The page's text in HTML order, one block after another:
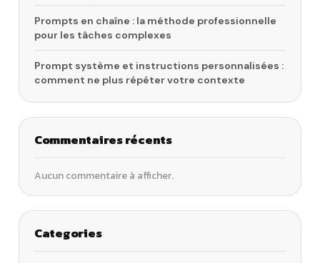
Prompts en chaîne : la méthode professionnelle
pour les tâches complexes
Prompt système et instructions personnalisées :
comment ne plus répéter votre contexte
Commentaires récents
Aucun commentaire à afficher.
Categories